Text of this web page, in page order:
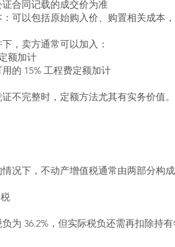
合同记载的成交价为准
可以包括原始购入价、购置相关成本
，卖方通常可以加入：
额加计
的 15% 工程费定额加计
不完整时，定额方法尤其有实务价值。
况下，不动产增值税通常由两部分构成
为 36.2%，但实际税负还需再扣除持有